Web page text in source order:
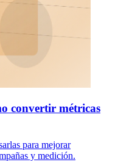
convertir métricas
para mejorar
y medición.